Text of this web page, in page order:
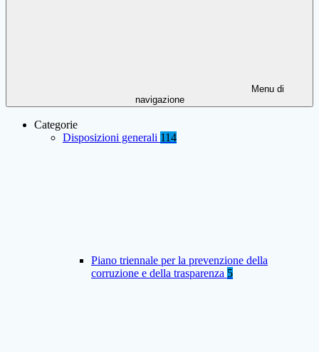
Menu di
navigazione
Categorie
Disposizioni generali 114
Piano triennale per la prevenzione della
corruzione e della trasparenza 5